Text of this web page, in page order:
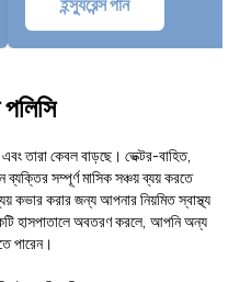
তারা কেবল বাড়ছে। ভেক্টর-বাহিত,
সম্পূর্ণ মাসিক সঞ্চয় ব্যয় করতে
কভার করার জন্য আপনার নিয়মিত স্বাস্থ্য
হাসপাতালে অবতরণ করলে, আপনি অন্য
পারেন।